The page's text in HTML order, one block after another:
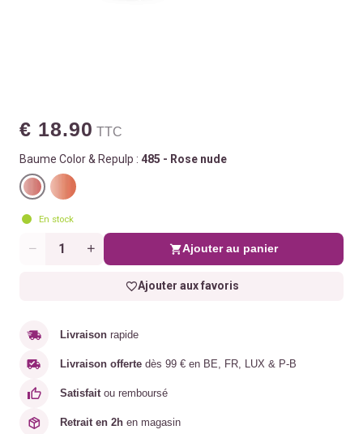
€ 18.90 TTC
Baume Color & Repulp : 485 - Rose nude
En stock
Quantité Ajouter au panier
Ajouter aux favoris
Livraison rapide
Livraison offerte dès 99 € en BE, FR, LUX & P-B
Satisfait ou remboursé
Retrait en 2h en magasin